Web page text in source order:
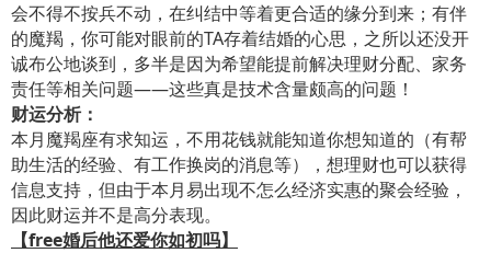
会不得不按兵不动，在纠结中等着更合适的缘分到来；有伴
的魔羯，你可能对眼前的TA存着结婚的心思，之所以还没开
诚布公地谈到，多半是因为希望能提前解决理财分配、家务
责任等相关问题——这些真是技术含量颇高的问题！
财运分析：
本月魔羯座有求知运，不用花钱就能知道你想知道的（有帮
助生活的经验、有工作换岗的消息等），想理财也可以获得
信息支持，但由于本月易出现不怎么经济实惠的聚会经验，
因此财运并不是高分表现。
【free婚后他还爱你如初吗】